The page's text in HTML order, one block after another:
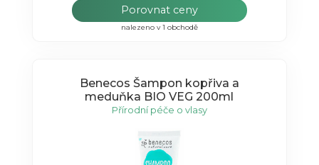
Porovnat ceny
nalezeno v 1 obchodě
Benecos Šampon kopřiva a
meduňka BIO VEG 200ml
Přírodní péče o vlasy